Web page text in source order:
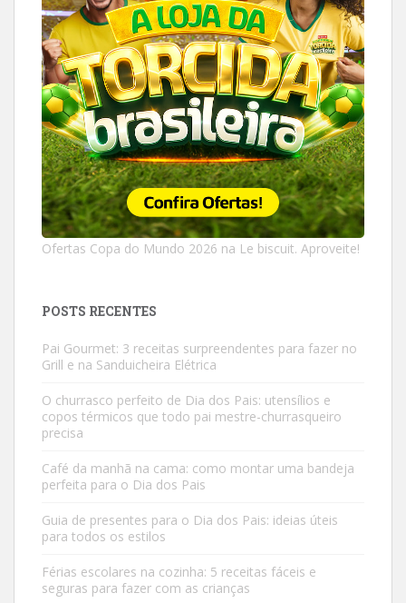
Ofertas Copa do Mundo 2026 na Le biscuit. Aproveite!
POSTS RECENTES
Pai Gourmet: 3 receitas surpreendentes para fazer no
Grill e na Sanduicheira Elétrica
O churrasco perfeito de Dia dos Pais: utensílios e
copos térmicos que todo pai mestre-churrasqueiro
precisa
Café da manhã na cama: como montar uma bandeja
perfeita para o Dia dos Pais
Guia de presentes para o Dia dos Pais: ideias úteis
para todos os estilos
Férias escolares na cozinha: 5 receitas fáceis e
seguras para fazer com as crianças